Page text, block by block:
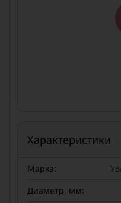
Характеристики
Марка:
Диаметр, мм: